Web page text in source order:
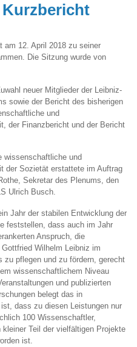
am 12. April 2018 zu seiner
Die Sitzung wurde von
neuer Mitglieder der Leibniz-
sowie der Bericht des bisherigen
und
der Finanzbericht und der Bericht
wissenschaftliche und
der Sozietät erstattete im Auftrag
Sekretar des Plenums, den
Ulrich Busch.
Jahr der stabilen Entwicklung der
feststellen, dass auch im Jahr
Anspruch, die
Wilhelm Leibniz im
zu pflegen und zu fördern, gerecht
wissenschaftlichem Niveau
und publizierten
belegt das in
dass zu diesen Leistungen nur
100 Wissenschaftler,
Teil der vielfältigen Projekte
ist.